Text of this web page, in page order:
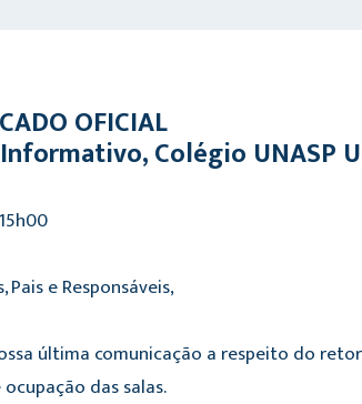
OFICIAL
Colégio UNASP
Pais e Responsáveis,
última comunicação a respeito do
das salas.